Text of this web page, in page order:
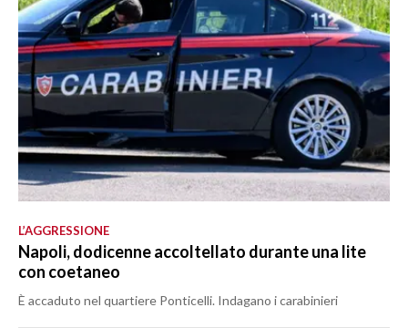
L’AGGRESSIONE
Napoli, dodicenne accoltellato durante una lite
con coetaneo
È accaduto nel quartiere Ponticelli. Indagano i carabinieri